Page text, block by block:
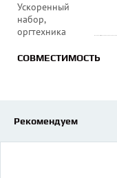
Ускоренный
набор,
оргтехника
СОВМЕСТИМОСТЬ
Рекомендуем